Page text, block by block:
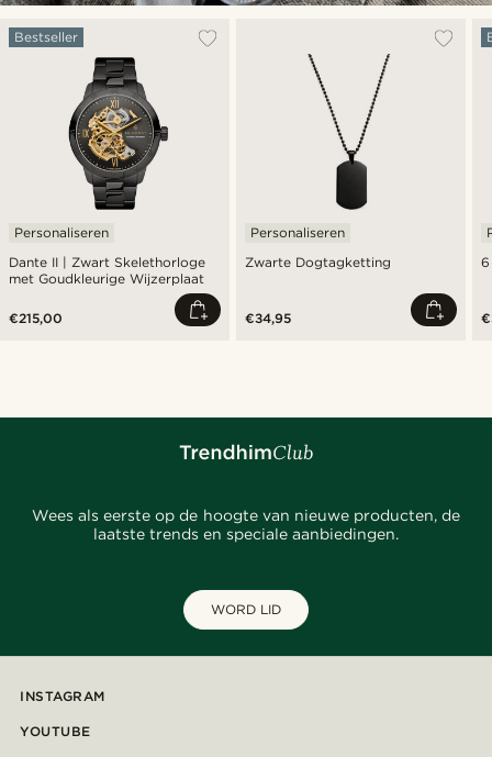
Dante II | Zwart Skelethorloge
met Goudkleurige Wijzerplaat
Bestseller
Personaliseren
€215,00
Zwarte Dogtagketting
Personaliseren
€34,95
6
Wees als eerste op de hoogte van nieuwe producten, de
laatste trends en speciale aanbiedingen.
WORD LID
INSTAGRAM
YOUTUBE